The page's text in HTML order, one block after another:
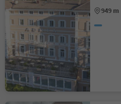
949 m